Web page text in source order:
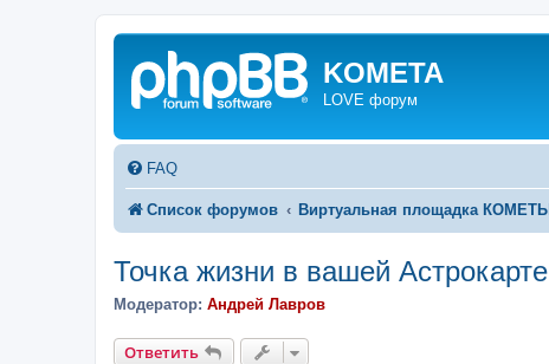
KOMETA
LOVE форум
FAQ
Список форумов Виртуальная площадка КОМЕТЫ
Точка жизни в вашей Астрокарте
Модератор: Андрей Лавров
Ответить